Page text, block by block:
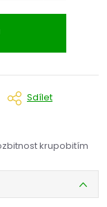
Sdílet
krupobitím